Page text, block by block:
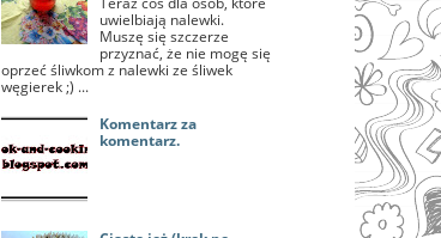
uwielbiają nalewki.
Muszę się szczerze
przyznać, że nie mogę się
oprzeć śliwkom z nalewki ze śliwek
węgierek ;) ...
Komentarz za
komentarz.